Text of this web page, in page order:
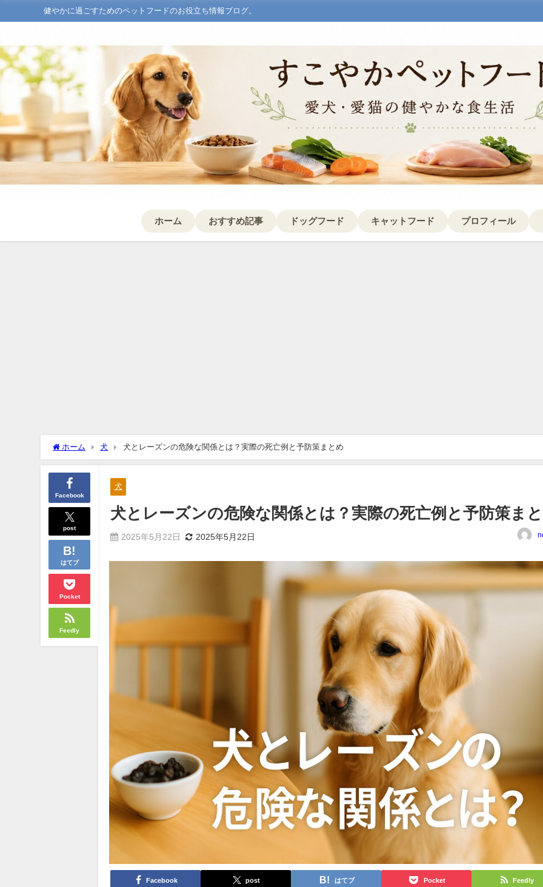
健やかに過ごすためのペットフードのお役立ち情報ブログ。
ホーム おすすめ記事 ドッグフード キャットフード プロフィール
ホーム 犬 犬とレーズンの危険な関係とは？実際の死亡例と予防策まとめ
Facebook
post
はてブ
Pocket
Feedly
犬
犬とレーズンの危険な関係とは？実際の死亡例と予防策ま
2025年5月22日 2025年5月22日
Facebook post はてブ Pocket Feedly